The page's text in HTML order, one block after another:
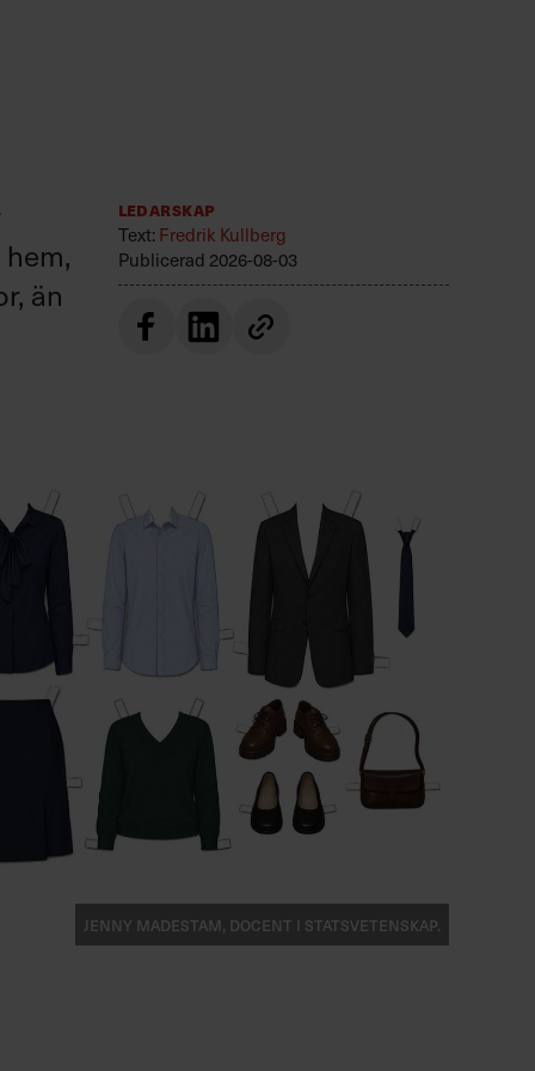
än
Ledarskap
Text: Fredrik Kullberg
Publicerad 2026-08-03
Jenny Madestam, docent i statsvetenskap.